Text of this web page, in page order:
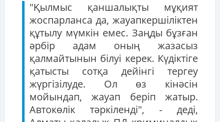
"Қылмыс қаншалықты мұқият
жоспарланса да, жауапкершіліктен
құтылу мүмкін емес. Заңды бұзған
әрбір адам оның жазасыз
қалмайтынын білуі керек. Күдіктіге
қатысты сотқа дейінгі тергеу
жүргізілуде. Ол өз кінәсін
мойындап, жауап беріп жатыр.
Автокөлік тәркіленді", - деді,